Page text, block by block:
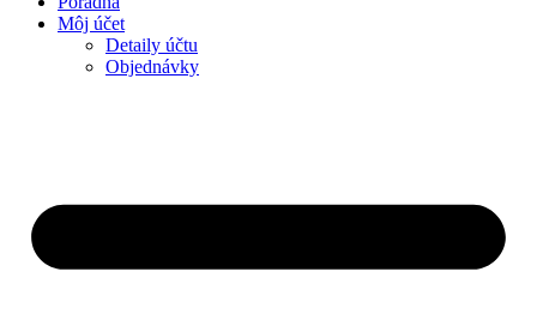
Môj účet
Detaily účtu
Objednávky